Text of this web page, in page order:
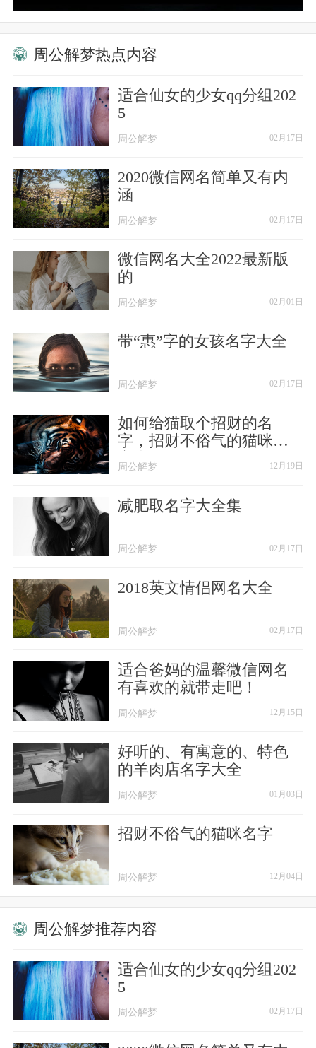
失夜酒馆ღ
海洋是哭蓝的天✿
云朵是天空的梦✿
亡鱼是深海的疤✿
影子是时光的心✿
你是我寄居的巷✿
他是我最爱的人✿
────────
耍脾气永远是我☼
怕距离的人是我☼
总怀疑你的是我☼
闹情绪的也是我☼
怕没结局的是我☼
都是我☼
────────
♔ 他是信仰
♔ 亦能发光
♔ 亦会照亮
♔ 他是我命
♔ 深入骨髓
♔ 心尖爱人
────────
周边都是假话❀
周公解梦热点内容
适合仙女的少女qq分组202
5
周公解梦 02月17日
周公解梦
2020微信网名简单又有内
涵
周公解梦 02月17日
周公解梦
微信网名大全2022最新版
的
周公解梦 02月01日
周公解梦
带“惠”字的女孩名字大全
周公解梦 02月17日
周公解梦
如何给猫取个招财的名
字，招财不俗气的猫咪名
字大全
周公解梦 12月19日
周公解梦
减肥取名字大全集
周公解梦 02月17日
周公解梦
2018英文情侣网名大全
周公解梦 02月17日
周公解梦
适合爸妈的温馨微信网名
有喜欢的就带走吧！
周公解梦 12月15日
周公解梦
好听的、有寓意的、特色
的羊肉店名字大全
周公解梦 01月03日
周公解梦
招财不俗气的猫咪名字
周公解梦 12月04日
周公解梦
周公解梦推荐内容
适合仙女的少女qq分组202
5
周公解梦 02月17日
周公解梦